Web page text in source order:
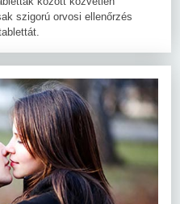
szigorú orvosi ellenőrzés